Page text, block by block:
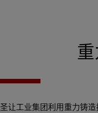
圣让工业集团利用重力铸